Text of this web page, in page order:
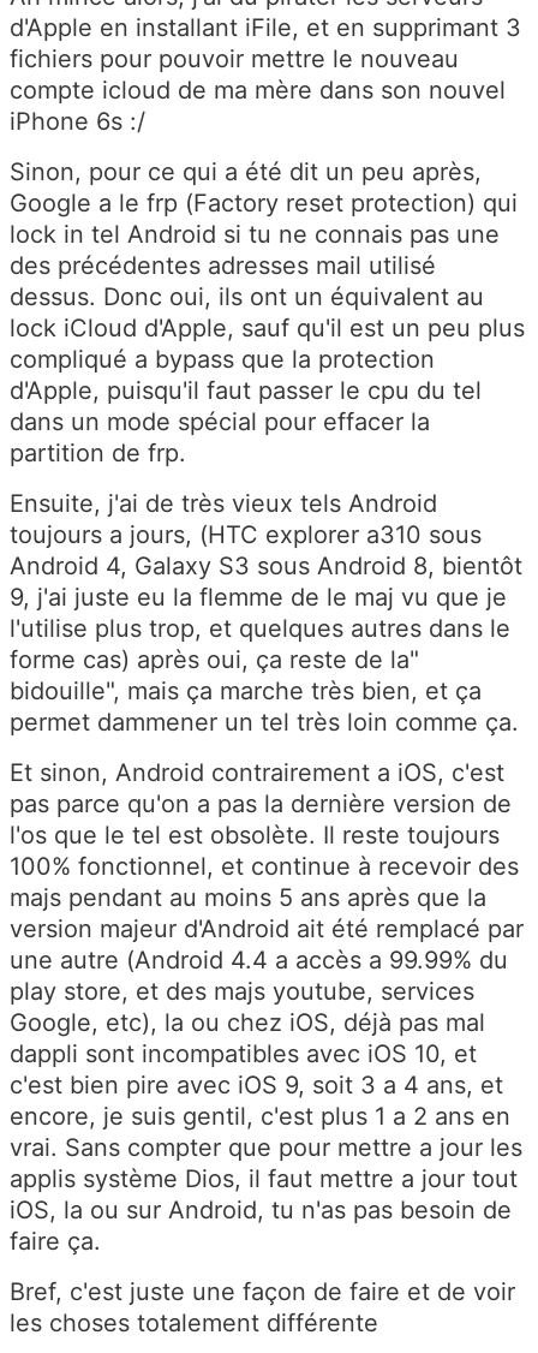
d'Apple en installant iFile, et en supprimant 3
fichiers pour pouvoir mettre le nouveau
compte icloud de ma mère dans son nouvel
iPhone 6s :/
Sinon, pour ce qui a été dit un peu après,
Google a le frp (Factory reset protection) qui
lock in tel Android si tu ne connais pas une
des précédentes adresses mail utilisé
dessus. Donc oui, ils ont un équivalent au
lock iCloud d'Apple, sauf qu'il est un peu plus
compliqué a bypass que la protection
d'Apple, puisqu'il faut passer le cpu du tel
dans un mode spécial pour effacer la
partition de frp.
Ensuite, j'ai de très vieux tels Android
toujours a jours, (HTC explorer a310 sous
Android 4, Galaxy S3 sous Android 8, bientôt
9, j'ai juste eu la flemme de le maj vu que je
l'utilise plus trop, et quelques autres dans le
forme cas) après oui, ça reste de la"
bidouille", mais ça marche très bien, et ça
permet dammener un tel très loin comme ça.
Et sinon, Android contrairement a iOS, c'est
pas parce qu'on a pas la dernière version de
l'os que le tel est obsolète. Il reste toujours
100% fonctionnel, et continue à recevoir des
majs pendant au moins 5 ans après que la
version majeur d'Android ait été remplacé par
une autre (Android 4.4 a accès a 99.99% du
play store, et des majs youtube, services
Google, etc), la ou chez iOS, déjà pas mal
dappli sont incompatibles avec iOS 10, et
c'est bien pire avec iOS 9, soit 3 a 4 ans, et
encore, je suis gentil, c'est plus 1 a 2 ans en
vrai. Sans compter que pour mettre a jour les
applis système Dios, il faut mettre a jour tout
iOS, la ou sur Android, tu n'as pas besoin de
faire ça.
Bref, c'est juste une façon de faire et de voir
les choses totalement différente